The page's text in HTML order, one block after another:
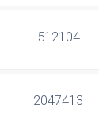
512104
2047413